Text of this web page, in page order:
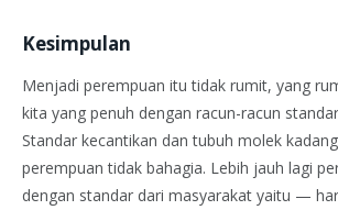
Kesimpulan
Menjadi perempuan itu tidak rumit, yang
kita yang penuh dengan racun-racun
Standar kecantikan dan tubuh molek
perempuan tidak bahagia. Lebih jauh lagi
dengan standar dari masyarakat yaitu —